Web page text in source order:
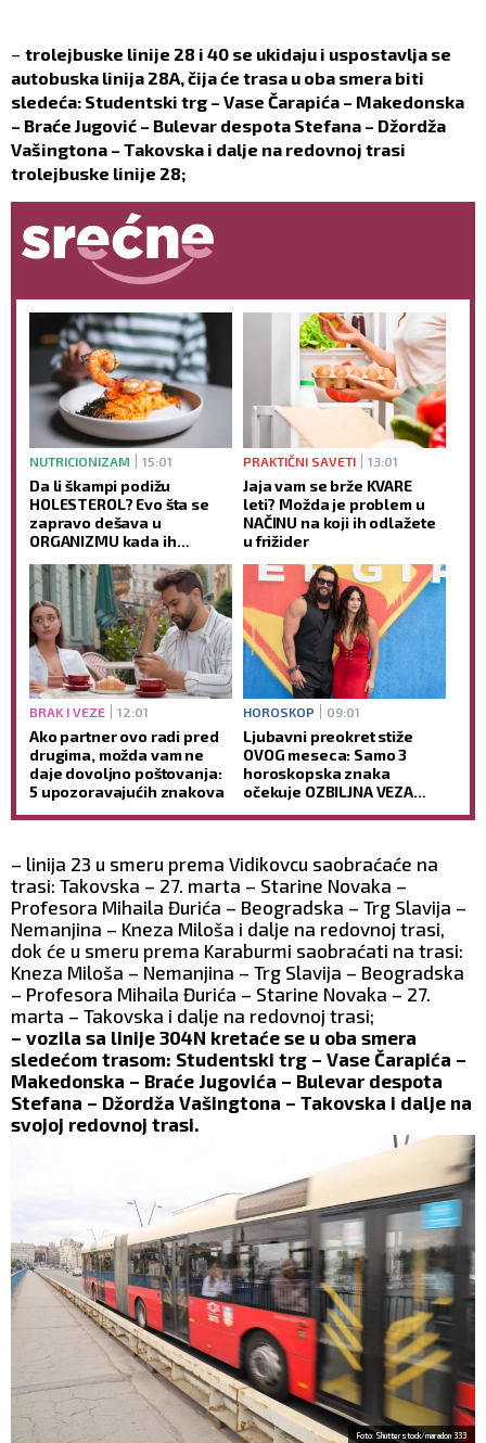
– trolejbuske linije 28 i 40 se ukidaju i uspostavlja se
autobuska linija 28A, čija će trasa u oba smera biti
sledeća: Studentski trg – Vase Čarapića – Makedonska
– Braće Jugović – Bulevar despota Stefana – Džordža
Vašingtona – Takovska i dalje na redovnoj trasi
trolejbuske linije 28;
NUTRICIONIZAM 15:01
Da li škampi podižu
HOLESTEROL? Evo šta se
zapravo dešava u
ORGANIZMU kada ih
PRAKTIČNI SAVETI 13:01
Jaja vam se brže KVARE
leti? Možda je problem u
NAČINU na koji ih odlažete
u frižider
BRAK I VEZE 12:01
Ako partner ovo radi pred
drugima, možda vam ne
daje dovoljno poštovanja:
5 upozoravajućih znakova
HOROSKOP 09:01
Ljubavni preokret stiže
OVOG meseca: Samo 3
horoskopska znaka
očekuje OZBILJNA VEZA
– linija 23 u smeru prema Vidikovcu saobraćaće na
trasi: Takovska – 27. marta – Starine Novaka –
Profesora Mihaila Đurića – Beogradska – Trg Slavija –
Nemanjina – Kneza Miloša i dalje na redovnoj trasi,
dok će u smeru prema Karaburmi saobraćati na trasi:
Kneza Miloša – Nemanjina – Trg Slavija – Beogradska
– Profesora Mihaila Đurića – Starine Novaka – 27.
marta – Takovska i dalje na redovnoj trasi;
– vozila sa linije 304N kretaće se u oba smera
sledećom trasom: Studentski trg – Vase Čarapića –
Makedonska – Braće Jugovića – Bulevar despota
Stefana – Džordža Vašingtona – Takovska i dalje na
svojoj redovnoj trasi.
Foto: Shutterstock/maradon 333